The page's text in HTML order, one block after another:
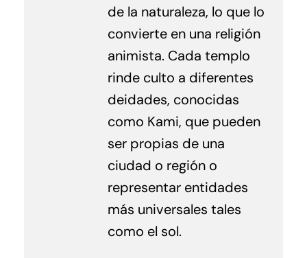
de la naturaleza, lo que lo
convierte en una religión
animista. Cada templo
rinde culto a diferentes
deidades, conocidas
como Kami, que pueden
ser propias de una
ciudad o región o
representar entidades
más universales tales
como el sol.